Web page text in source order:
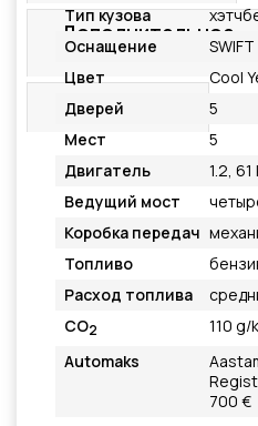
Дополнительное
оснащение
Подробнее
Тип кузова
Оснащение
Цвет
Cool
Дверей
5
Мест
5
Двигатель
1.2, 61
Ведущий мост
Коробка передач
Топливо
Расход топлива
CO2
110 g/
Automaks
700 €